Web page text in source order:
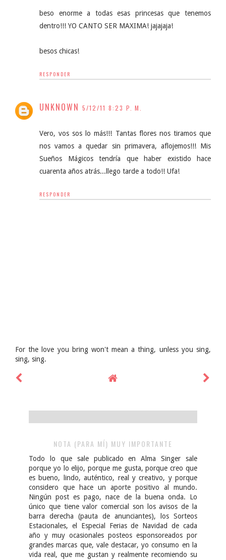
beso enorme a todas esas princesas que tenemos
dentro!!! YO CANTO SER MAXIMA! jajajaja!
besos chicas!
RESPONDER
UNKNOWN 5/12/11 8:23 P. M.
Vero, vos sos lo más!!! Tantas flores nos tiramos que
nos vamos a quedar sin primavera, aflojemos!!! Mis
Sueños Mágicos tendría que haber existido hace
cuarenta años atrás...llego tarde a todo!! Ufa!
RESPONDER
For the love you bring won't mean a thing, unless you sing,
sing, sing.
NOTA (PARA MÍ) MUY IMPORTANTE
Todo lo que sale publicado en Alma Singer sale
porque yo lo elijo, porque me gusta, porque creo que
es bueno, lindo, auténtico, real y creativo, y porque
considero que hace un aporte positivo al mundo.
Ningún post es pago, nace de la buena onda. Lo
único que tiene valor comercial son los avisos de la
barra derecha (pauta de anunciantes), los Sorteos
Estacionales, el Especial Ferias de Navidad de cada
año y muy ocasionales posteos esponsoreados por
grandes marcas que, vale destacar, yo consumo en la
vida real, que me gustan y realmente recomiendo su